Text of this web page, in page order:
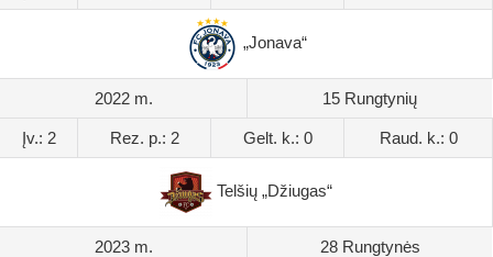
„Jonava“
2022 m. 15 Rungtynių
Įv.: 2 Rez. p.: 2 Gelt. k.: 0 Raud. k.: 0
Telšių „Džiugas“
2023 m. 28 Rungtynės